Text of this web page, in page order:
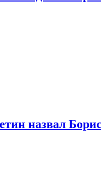
назвал